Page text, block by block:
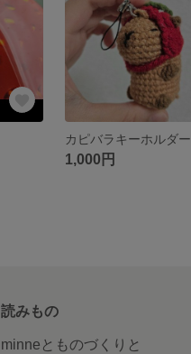
カピバラキーホルダー
1,000円
読みもの
minneとものづくりと